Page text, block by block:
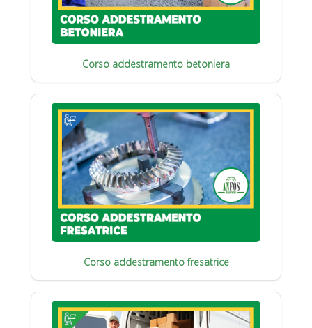
Corso addestramento betoniera
Corso addestramento fresatrice